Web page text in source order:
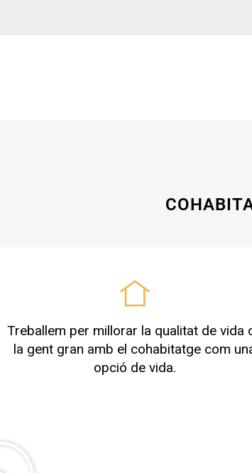
Treballem per millorar la qualitat de vida
la gent gran amb el cohabitatge com
opció de vida.